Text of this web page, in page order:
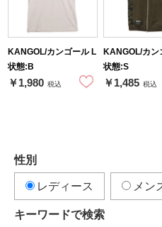
KANGOL/カンゴール L
状態:B
￥1,980 税込
KANGOL/カン
状態:S
￥1,485 税込
性別
レディース メン
キーワードで検索